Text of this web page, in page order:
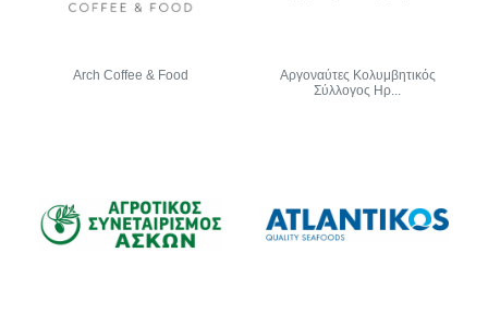
Arch Coffee & Food
Αργοναύτες Κολυμβητικός
Σύλλογος Ηρ...